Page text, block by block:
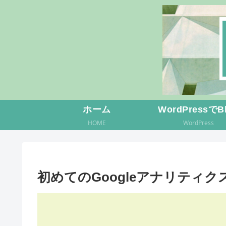
ホーム
HOME
WordPressで
WordPress
初めてのGoogleアナリティク